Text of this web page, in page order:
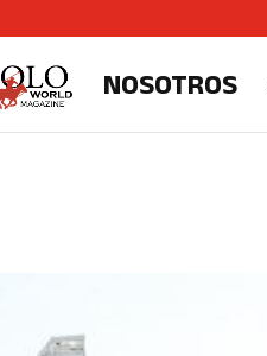
NOSOTROS